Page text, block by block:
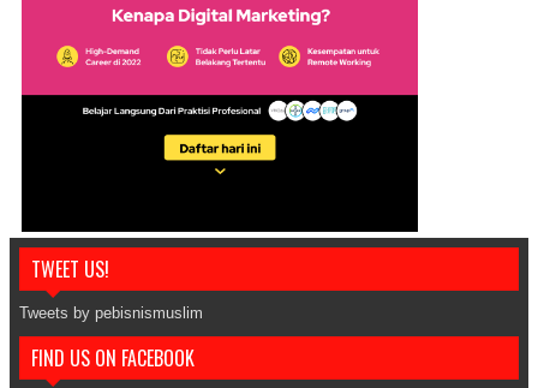
TWEET US!
Tweets by pebisnismuslim
FIND US ON FACEBOOK